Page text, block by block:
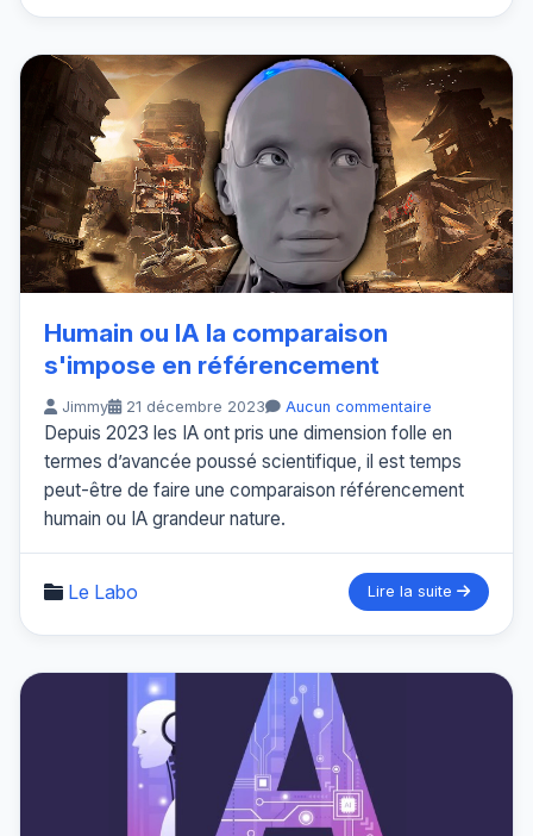
Humain ou IA la comparaison
s'impose en référencement
Jimmy 21 décembre 2023 Aucun commentaire
Depuis 2023 les IA ont pris une dimension folle en
termes d’avancée poussé scientifique, il est temps
peut-être de faire une comparaison référencement
humain ou IA grandeur nature.
Le Labo Lire la suite